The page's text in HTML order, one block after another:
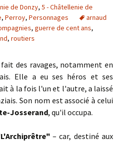
de Donzy, 5 - Châtellenie de
, Perroy, Personnages
arnaud
, guerre de cent ans,
, routiers
des ravages, notamment en
Elle a eu ses héros et ses
à la fois l'un et l'autre, a laissé
Son nom est associé à celui
Josserand, qu'il occupa.
– car, destiné aux